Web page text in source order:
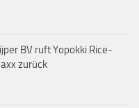
BV ruft Yopokki Rice-
zurück